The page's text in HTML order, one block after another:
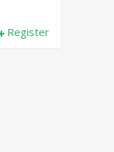
Register